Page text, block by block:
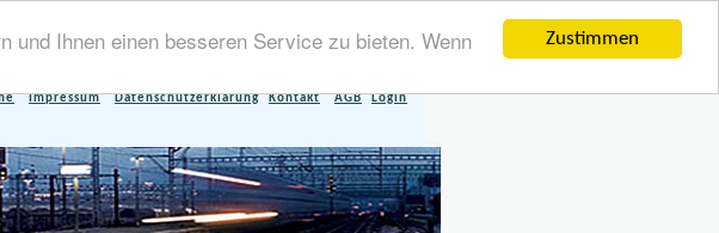
Zustimmen
Ihnen einen besseren Service zu bieten. Wenn
Impressum Datenschutzerklärung Kontakt AGB Login